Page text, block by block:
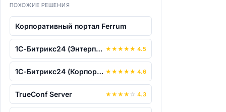
ПОХОЖИЕ РЕШЕНИЯ
Корпоративный портал Ferrum
1С-Битрикс24 (Энтерпрайз) ★ ★ ★ ★ ★ 4.5
1С-Битрикс24 (Корпоративный портал) ★ ★ ★ ★ ★ 4.6
TrueConf Server ★ ★ ★ ★ ☆ 4.3